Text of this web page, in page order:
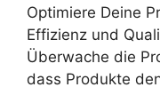
Optimiere Deine
Effizienz und
Überwache die
dass Produkte